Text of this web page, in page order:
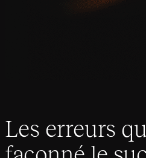
Les erreurs